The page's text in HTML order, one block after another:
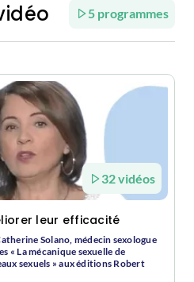
5 programmes
32 vidéos
leur efficacité
Solano, médecin sexologue
« La mécanique sexuelle de
sexuels » aux éditions Robert